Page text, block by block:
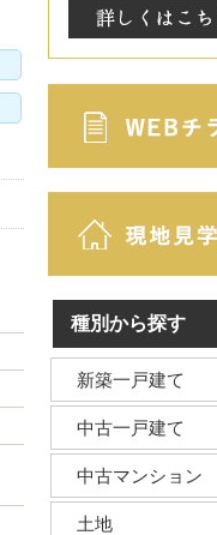
種別から探す
新築一戸建て
中古一戸建て
中古マンション
土地